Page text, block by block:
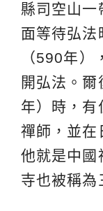
縣司空山一
面等待弘法
（590年
開弘法。
年）時，有
禪師，並在
他就是中國
寺也被稱為